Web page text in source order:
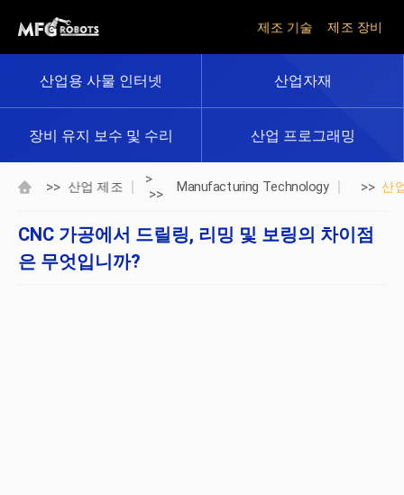
제조 기술 제조 장비
산업용 사물 인터넷 산업자재
장비 유지 보수 및 수리 산업 프로그래밍
>> 산업 제조
>
>>
Manufacturing Technology >> 산
CNC 가공에서 드릴링, 리밍 및 보링의 차이점
은 무엇입니까?